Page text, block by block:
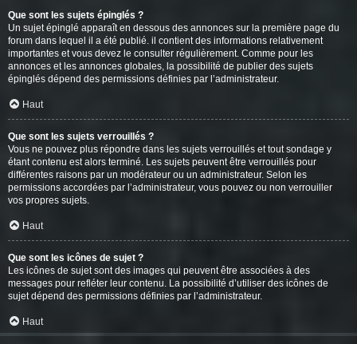
Que sont les sujets épinglés ?
Un sujet épinglé apparaît en dessous des annonces sur la première page du
forum dans lequel il a été publié. il contient des informations relativement
importantes et vous devez le consulter régulièrement. Comme pour les
annonces et les annonces globales, la possibilité de publier des sujets
épinglés dépend des permissions définies par l’administrateur.
Haut
Que sont les sujets verrouillés ?
Vous ne pouvez plus répondre dans les sujets verrouillés et tout sondage y
étant contenu est alors terminé. Les sujets peuvent être verrouillés pour
différentes raisons par un modérateur ou un administrateur. Selon les
permissions accordées par l’administrateur, vous pouvez ou non verrouiller
vos propres sujets.
Haut
Que sont les icônes de sujet ?
Les icônes de sujet sont des images qui peuvent être associées à des
messages pour refléter leur contenu. La possibilité d’utiliser des icônes de
sujet dépend des permissions définies par l’administrateur.
Haut